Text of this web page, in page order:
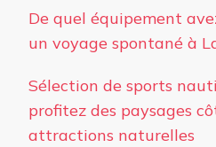
De quel équipement
un voyage spontané à
Sélection de sports
profitez des paysages
attractions naturelles